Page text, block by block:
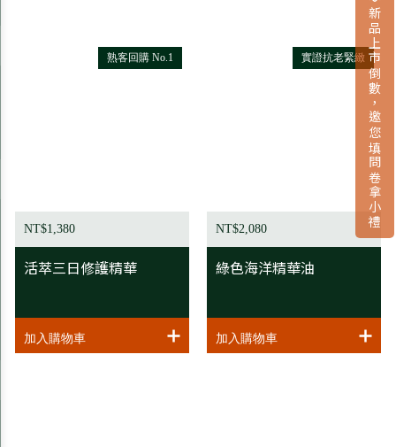
熟客回購 No.1
NT$1,380
活萃三日修護精華
實證抗老緊緻
NT$2,080
綠色海洋精華油
新品上市倒數，邀您填問卷拿小禮